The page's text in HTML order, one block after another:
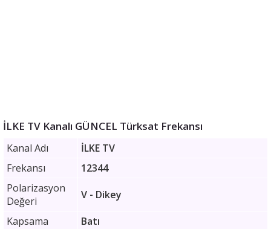
İLKE TV Kanalı GÜNCEL Türksat Frekansı
Kanal Adı
İLKE TV
Frekansı
12344
Polarizasyon
Değeri
V - Dikey
Kapsama
Batı